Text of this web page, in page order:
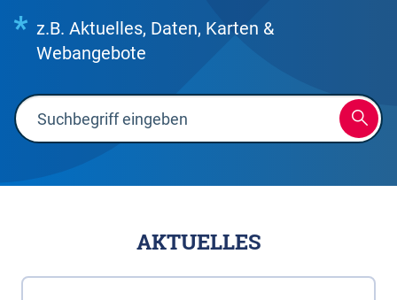
z.B. Aktuelles, Daten, Karten &
Webangebote
AKTUELLES